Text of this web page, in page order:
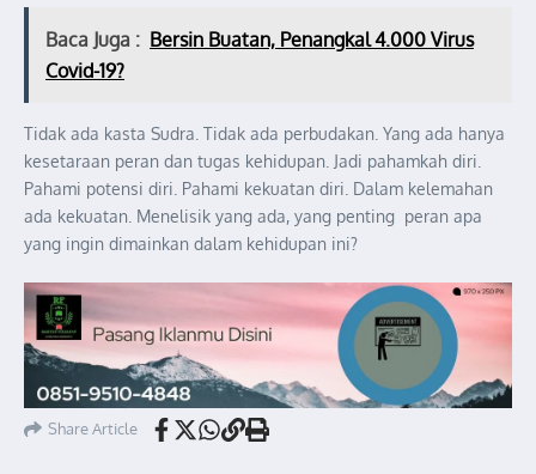
Baca Juga : Bersin Buatan, Penangkal 4.000 Virus
Covid-19?
Tidak ada kasta Sudra. Tidak ada perbudakan. Yang ada hanya
kesetaraan peran dan tugas kehidupan. Jadi pahamkah diri.
Pahami potensi diri. Pahami kekuatan diri. Dalam kelemahan
ada kekuatan. Menelisik yang ada, yang penting peran apa
yang ingin dimainkan dalam kehidupan ini?
Share Article